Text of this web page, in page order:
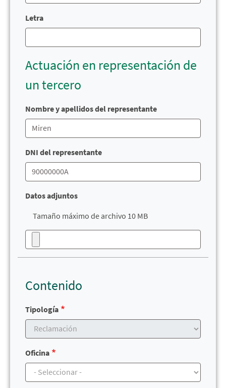
Letra
Actuación en representación de
un tercero
Nombre y apellidos del representante
DNI del representante
Datos adjuntos
Tamaño máximo de archivo 10 MB
Contenido
Tipología
Oficina